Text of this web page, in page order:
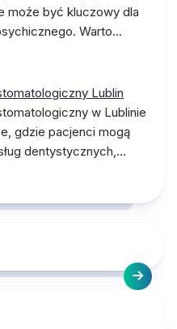
może być kluczowy dla
Warto…
Lublin
w Lublinie
gdzie pacjenci mogą
dentystycznych,…